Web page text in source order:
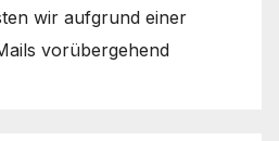
wir aufgrund einer
vorübergehend